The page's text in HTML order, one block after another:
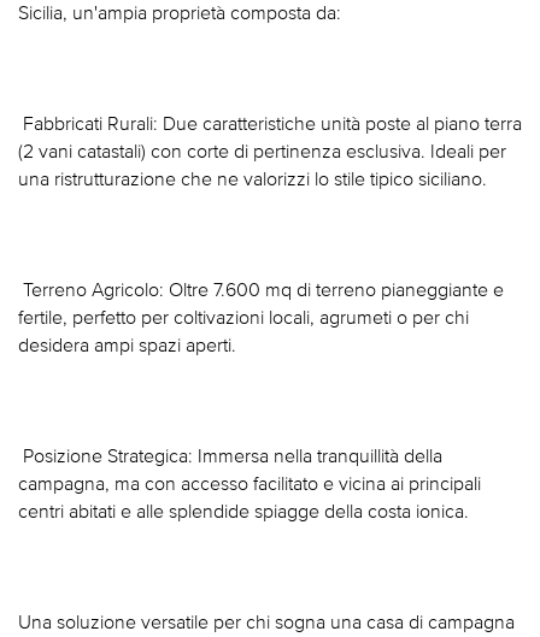
Sicilia, un'ampia proprietà composta da:
 Fabbricati Rurali: Due caratteristiche unità poste al piano terra
(2 vani catastali) con corte di pertinenza esclusiva. Ideali per
una ristrutturazione che ne valorizzi lo stile tipico siciliano.
 Terreno Agricolo: Oltre 7.600 mq di terreno pianeggiante e
fertile, perfetto per coltivazioni locali, agrumeti o per chi
desidera ampi spazi aperti.
 Posizione Strategica: Immersa nella tranquillità della
campagna, ma con accesso facilitato e vicina ai principali
centri abitati e alle splendide spiagge della costa ionica.
Una soluzione versatile per chi sogna una casa di campagna